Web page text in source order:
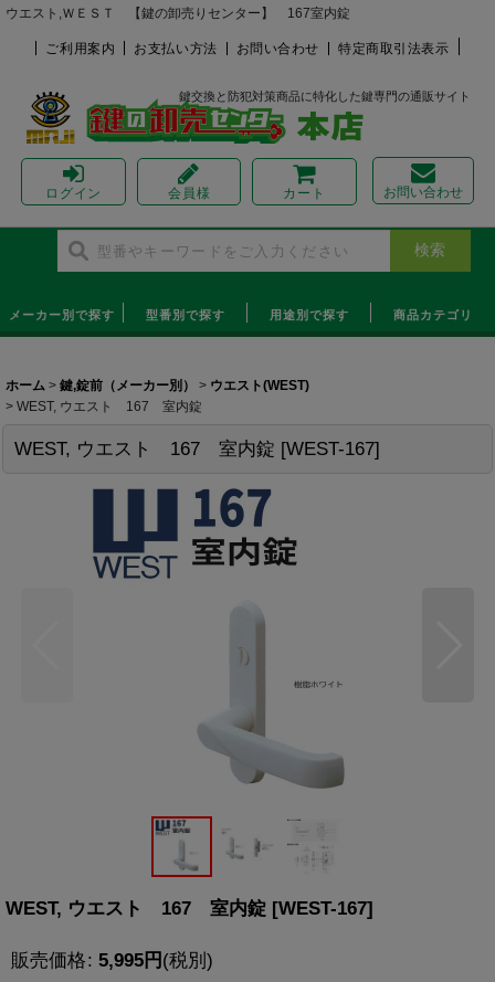
ウエスト,ＷＥＳＴ 【鍵の卸売りセンター】 167室内錠
ご利用案内 お支払い方法 お問い合わせ 特定商取引法表示
鍵交換と防犯対策商品に特化した鍵専門の通販サイト
ログイン 会員様 カート お問い合わせ
メーカー別で探す 型番別で探す 用途別で探す 商品カテゴリ
ホーム > 鍵,錠前（メーカー別） > ウエスト(WEST)
> WEST, ウエスト 167 室内錠
WEST, ウエスト 167 室内錠 [WEST-167]
WEST, ウエスト 167 室内錠 [WEST-167]
販売価格: 5,995円(税別)